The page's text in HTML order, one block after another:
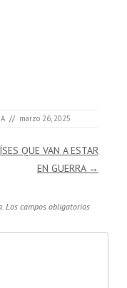
// marzo 26, 2025
QUE VAN A ESTAR
EN GUERRA →
Los campos obligatorios